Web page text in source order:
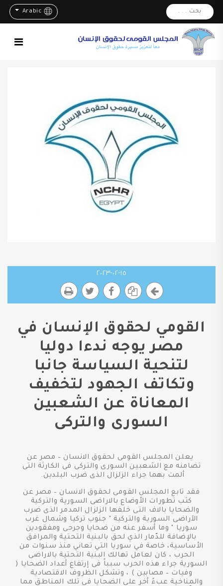
بحث . . . Arabic
١٥-٠٢-٢٠٢٣
القومي لحقوق الإنسان في
مصر يوجه ندءا دوليا
لتنحية السياسة جانبا
وتكاتف الجهود لتخفيف
المعاناة عن الشعبين
السورى والتركى
يعلن المجلس القومى لحقوق الانسان – مصر عن
تضامنه مع الشعبين السورى والتركى فى الكارثة التى
ألمت بهما جراء الزلزال الذى ضرب البلدين.
فقد تابع المجلس القومى لحقوق الانسان – مصر عن
كثب تطورات الأوضاع بالاراضى السورية والتركية
والضحايا بالاف التى خلفها الزلزال المدمر الذى ضرب
الآراضى السورية والتركية " جنوب تركيا وشمال غرب
سوريا " وما أسفر عنه من ضحايا وجرحى ومفقودين
بالإضافة للدّمار الذي لحق بالبنية التحتية والمرافق
الأساسية، خاصة في سوريا التي تعاني منذ سنوات من
الحرب ، كان لعامل تهالك البنية التحتية بالاراضى
السورية جراء هذه الحرب سبباً فى إرتفاع أعداد الضحايا (
وفيات – مصابين ) ، وتشكل الظروف الاقتصادية
والمناخية عبءً أخر على الضحايا فى تلك المناطق مما